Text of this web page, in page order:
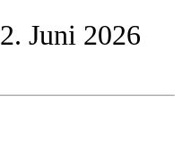
2. Juni 2026